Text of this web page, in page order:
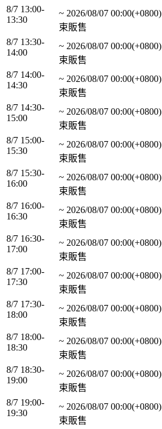
8/7 13:00-
13:30
~ 2026/08/07 00:00(+0800)
束販售
8/7 13:30-
14:00
~ 2026/08/07 00:00(+0800)
束販售
8/7 14:00-
14:30
~ 2026/08/07 00:00(+0800)
束販售
8/7 14:30-
15:00
~ 2026/08/07 00:00(+0800)
束販售
8/7 15:00-
15:30
~ 2026/08/07 00:00(+0800)
束販售
8/7 15:30-
16:00
~ 2026/08/07 00:00(+0800)
束販售
8/7 16:00-
16:30
~ 2026/08/07 00:00(+0800)
束販售
8/7 16:30-
17:00
~ 2026/08/07 00:00(+0800)
束販售
8/7 17:00-
17:30
~ 2026/08/07 00:00(+0800)
束販售
8/7 17:30-
18:00
~ 2026/08/07 00:00(+0800)
束販售
8/7 18:00-
18:30
~ 2026/08/07 00:00(+0800)
束販售
8/7 18:30-
19:00
~ 2026/08/07 00:00(+0800)
束販售
8/7 19:00-
19:30
~ 2026/08/07 00:00(+0800)
束販售